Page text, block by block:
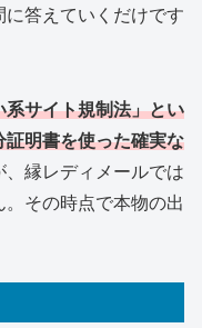
答えていくだけです
系サイト規制法」とい
明書を使った確実な
縁レディメールでは
その時点で本物の出